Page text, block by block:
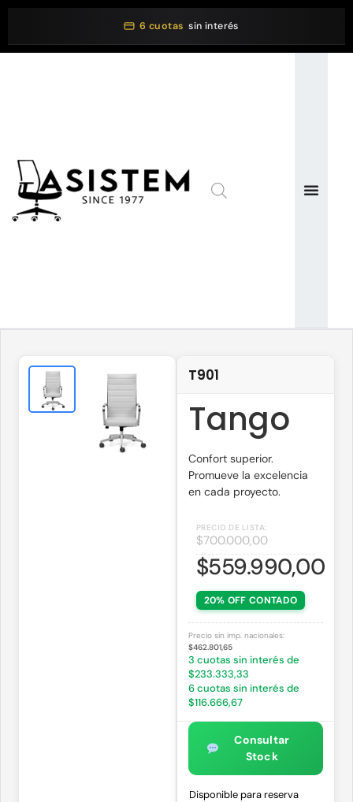
6 cuotas sin interés
T901
Tango
Confort superior.
Promueve la excelencia
en cada proyecto.
$700.000,00
$559.990,00
20% OFF CONTADO
Precio sin imp. nacionales:
$462.801,65
3 cuotas sin interés de
$233.333,33
6 cuotas sin interés de
$116.666,67
Consultar
Stock
Disponible para reserva